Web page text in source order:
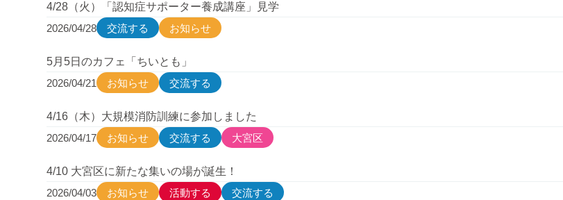
4/28（火）「認知症サポーター養成講座」見学
2026/04/28
交流する お知らせ
5月5日のカフェ「ちいとも」
2026/04/21
お知らせ 交流する
4/16（木）大規模消防訓練に参加しました
2026/04/17
お知らせ 交流する 大宮区
4/10 大宮区に新たな集いの場が誕生！
2026/04/03
お知らせ 活動する 交流する